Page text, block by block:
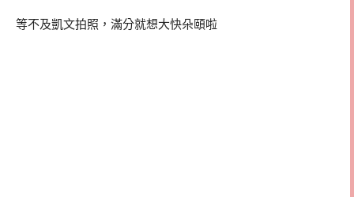
等不及凱文拍照，滿分就想大快朵頤啦